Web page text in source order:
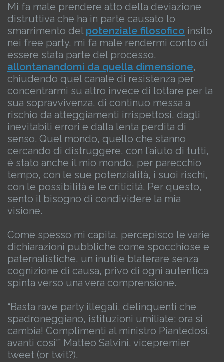
Mi fa male prendere atto della deviazione
distruttiva che ha in parte causato lo
smarrimento del potenziale filosofico insito
nei free party, mi fa male rendermi conto di
essere stata parte del processo,
allontanandomi da quella dimensione,
chiudendo quel canale di resistenza per
concentrarmi su altro invece di lottare per la
sua sopravvivenza, di continuo messa a
rischio da atteggiamenti irrispettosi, dagli
inevitabili errori e dalla lenta perdita di
senso. Quel mondo, quello che stanno
cercando di distruggere, con l’aiuto di tutti,
è stato anche il mio mondo, per parecchio
tempo, con le sue potenzialità, i suoi rischi,
con le possibilità e le criticità. Per questo,
sento il bisogno di condividere la mia
visione.
Come spesso mi capita, percepisco le varie
dichiarazioni pubbliche come spocchiose e
paternalistiche, un inutile blaterare senza
cognizione di causa, privo di ogni autentica
spinta verso una vera comprensione.
“Basta rave party illegali, delinquenti che
spadroneggiano, istituzioni umiliate: ora si
cambia! Complimenti al ministro Piantedosi,
avanti cosi'” Matteo Salvini, vicepremier
tweet (or twit?).